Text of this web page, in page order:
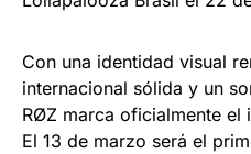
Con una identidad visual
internacional sólida y un
RØZ marca oficialmente el
El 13 de marzo será el